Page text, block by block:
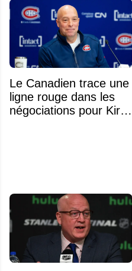
Le Canadien trace une
ligne rouge dans les
négociations pour Kirill